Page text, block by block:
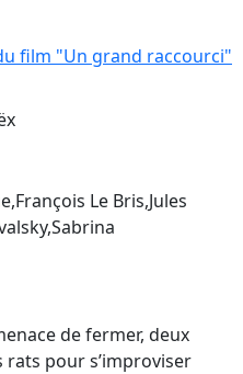
film "Un grand raccourci"
Le Bris,Jules
de fermer, deux
pour s’improviser